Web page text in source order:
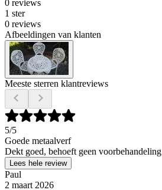
0 reviews
1 ster
0 reviews
Afbeeldingen van klanten
Meeste sterren klantreviews
5/5
Goede metaalverf
Dekt goed, behoeft geen voorbehandeling
Lees hele review
Paul
2 maart 2026